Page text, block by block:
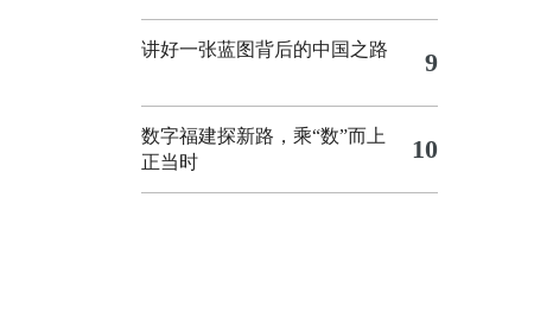
讲好一张蓝图背后的中国之路 9
数字福建探新路，乘“数”而上
正当时
10